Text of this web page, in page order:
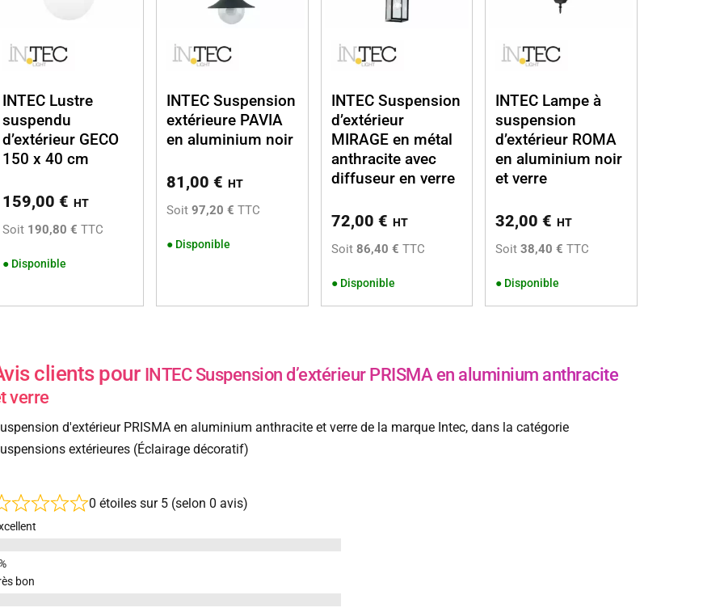
INTEC Lustre
suspendu
d’extérieur GECO
150 x 40 cm
159,00 € HT
Soit 190,80 € TTC
● Disponible
INTEC Suspension
extérieure PAVIA
en aluminium noir
81,00€ HT
Soit97,20 € TTC
● Disponible
INTEC Suspension
d’extérieur
MIRAGE en métal
anthracite avec
diffuseur en verre
72,00 € HT
Soit 86,40 € TTC
● Disponible
INTEC Lampe à
suspension
d’extérieur ROMA
en aluminium noir
et verre
32,00€ HT
Soit38,40 € TTC
● Disponible
clients pour INTEC Suspension d’extérieur PRISMA en aluminium anthracite
verre
d'extérieur PRISMA en aluminium anthracite et verre de la marque Intec, dans la catégorie
extérieures (Éclairage décoratif)
0 étoiles sur 5 (selon 0 avis)
bon